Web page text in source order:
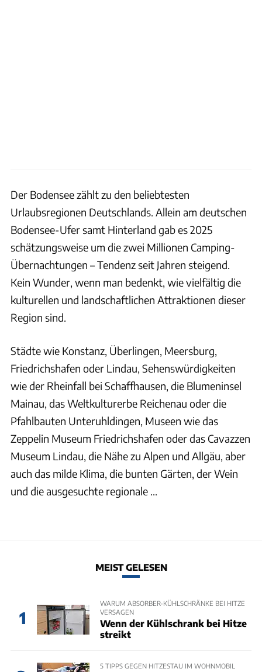
Der Bodensee zählt zu den beliebtesten
Urlaubsregionen Deutschlands. Allein am deutschen
Bodensee-Ufer samt Hinterland gab es 2025
schätzungsweise um die zwei Millionen Camping-
Übernachtungen – Tendenz seit Jahren steigend.
Kein Wunder, wenn man bedenkt, wie vielfältig die
kulturellen und landschaftlichen Attraktionen dieser
Region sind.
Städte wie Konstanz, Überlingen, Meersburg,
Friedrichshafen oder Lindau, Sehenswürdigkeiten
wie der Rheinfall bei Schaffhausen, die Blumeninsel
Mainau, das Weltkulturerbe Reichenau oder die
Pfahlbauten Unteruhldingen, Museen wie das
Zeppelin Museum Friedrichshafen oder das Cavazzen
Museum Lindau, die Nähe zu Alpen und Allgäu, aber
auch das milde Klima, die bunten Gärten, der Wein
und die ausgesuchte regionale ...
MEIST GELESEN
1
WARUM ABSORBER-KÜHLSCHRÄNKE BEI HITZE
VERSAGEN
Wenn der Kühlschrank bei Hitze
streikt
5 TIPPS GEGEN HITZESTAU IM WOHNMOBIL